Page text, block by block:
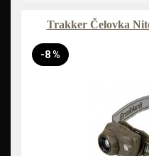
Trakker Čelovka
-8 %